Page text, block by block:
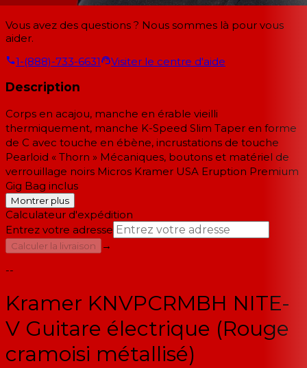
Vous avez des questions ? Nous sommes là pour vous
aider.
1-(888)-733-6631
Visiter le centre d'aide
Description
Corps en acajou, manche en érable vieilli
thermiquement, manche K-Speed Slim Taper en forme
de C avec touche en ébène, incrustations de touche
Pearloid « Thorn » Mécaniques, boutons et matériel de
verrouillage noirs Micros Kramer USA Eruption Premium
Gig Bag inclus
Montrer plus
Calculateur d'expédition
Entrez votre adresse
Calculer la livraison
→
--
Kramer KNVPCRMBH NITE-
V Guitare électrique (Rouge
cramoisi métallisé)